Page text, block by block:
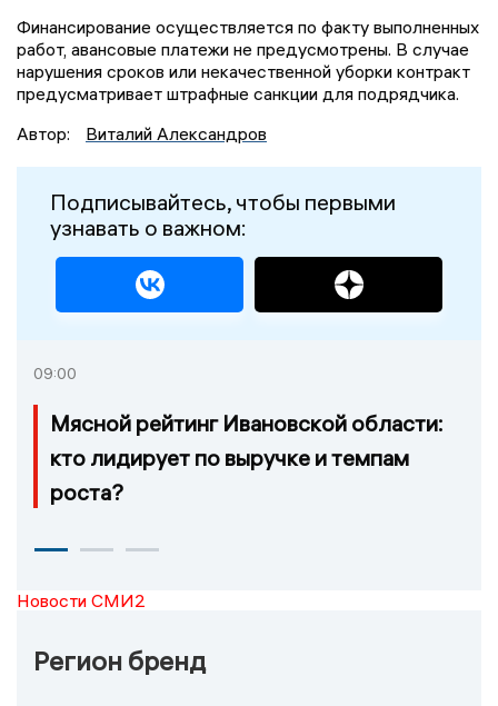
Финансирование осуществляется по факту выполненных
работ, авансовые платежи не предусмотрены. В случае
нарушения сроков или некачественной уборки контракт
предусматривает штрафные санкции для подрядчика.
Автор:
Виталий Александров
Подписывайтесь, чтобы первыми
узнавать о важном:
09:00
Мясной рейтинг Ивановской области:
кто лидирует по выручке и темпам
роста?
Новости СМИ2
Регион бренд